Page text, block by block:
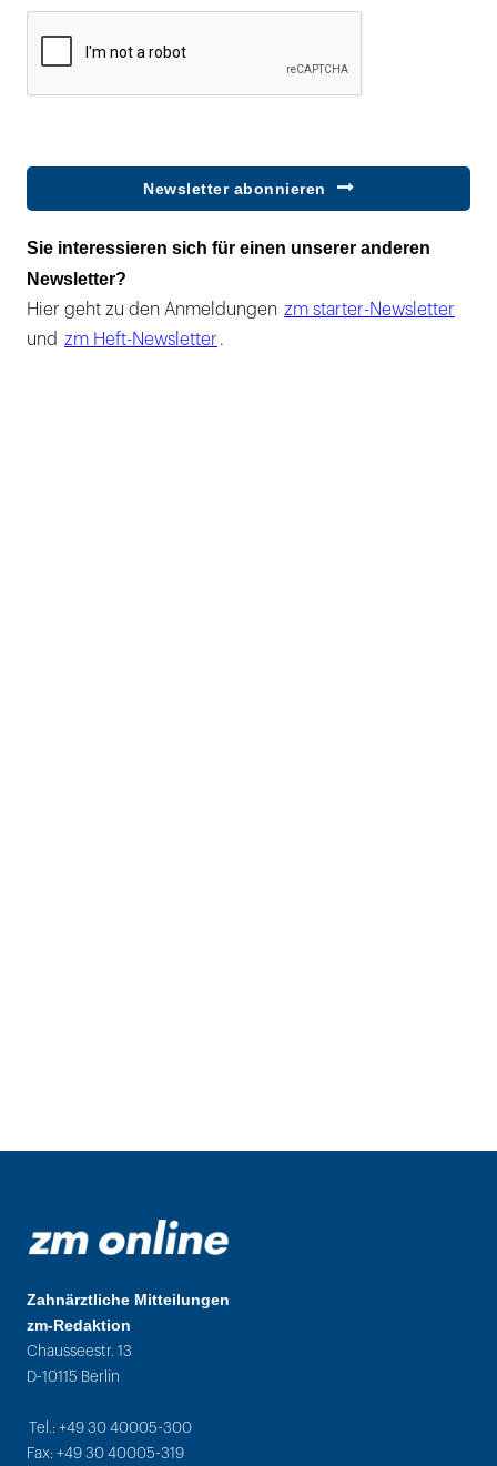
Newsletter abonnieren
Sie interessieren sich für einen unserer anderen
Newsletter?
Hier geht zu den Anmeldungen zm starter-Newsletter
und zm Heft-Newsletter .
Zahnärztliche Mitteilungen
zm-Redaktion
Chausseestr. 13
D-10115 Berlin
Tel.: +49 30 40005-300
Fax: +49 30 40005-319